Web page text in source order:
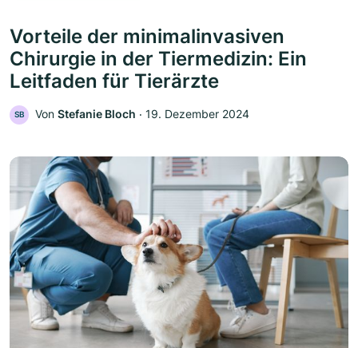
Vorteile der minimalinvasiven
Chirurgie in der Tiermedizin: Ein
Leitfaden für Tierärzte
SB Von Stefanie Bloch ‧ 19. Dezember 2024